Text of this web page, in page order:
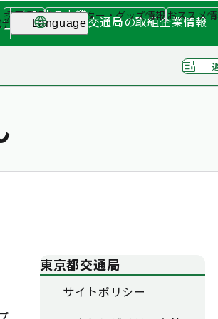
採用情報キャラクター・グッズ情報おススメ
Language
その他の事業
（関連事業）交通局の取組企業情報
東京都交通局
サイトポリシー